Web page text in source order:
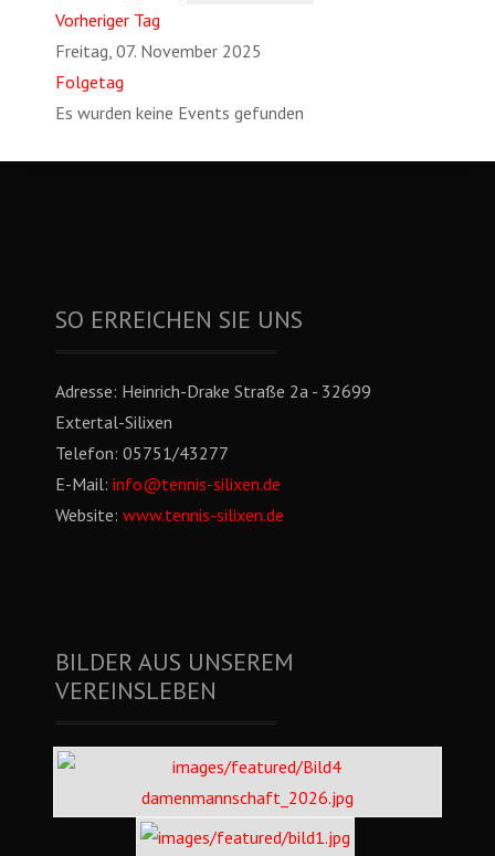
Vorheriger Tag
Freitag, 07. November 2025
Folgetag
Es wurden keine Events gefunden
SO ERREICHEN SIE UNS
Adresse: Heinrich-Drake Straße 2a - 32699
Extertal-Silixen
Telefon: 05751/43277
E-Mail: info@tennis-silixen.de
Website: www.tennis-silixen.de
BILDER AUS UNSEREM
VEREINSLEBEN